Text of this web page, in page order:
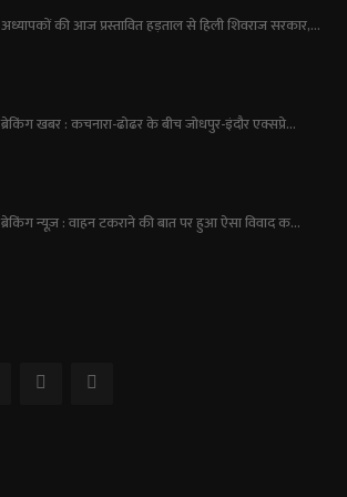
अध्यापकों की आज प्रस्तावित हड़ताल से हिली शिवराज सरकार,...
ब्रेकिंग खबर : कचनारा-ढोढर के बीच जोधपुर-इंदौर एक्सप्रे...
ब्रेकिंग न्यूज़ : वाहन टकराने की बात पर हुआ ऐसा विवाद क...